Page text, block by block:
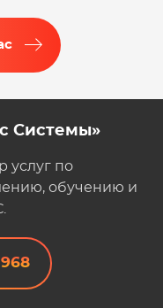
Системы»
услуг по
обучению и